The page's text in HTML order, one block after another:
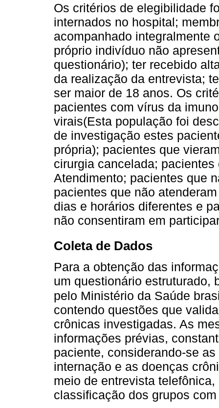
Os critérios de elegibilidade
internados no hospital;
acompanhado integralmente
próprio indivíduo não
questionário); ter recebido
da realização da entrevista;
ser maior de 18 anos. Os
pacientes com vírus da
virais(Esta população foi
de investigação estes
própria); pacientes que
cirurgia cancelada;
Atendimento; pacientes que
pacientes que não
dias e horários diferentes e
não consentiram em
Coleta de Dados
Para a obtenção das
um questionário estruturado,
pelo Ministério da Saúde
contendo questões que
crônicas investigadas. As
informações prévias,
paciente, considerando-se
internação e as doenças
meio de entrevista
classificação dos grupos